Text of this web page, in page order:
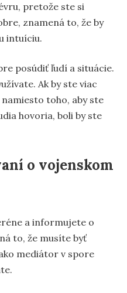
pretože ste si
znamená to, že by
intuíciu.
posúdiť ľudí a situácie.
Ak by ste viac
toho, aby ste
hovoria, boli by ste
o vojenskom
a informujete o
to, že musíte byť
mediátor v spore